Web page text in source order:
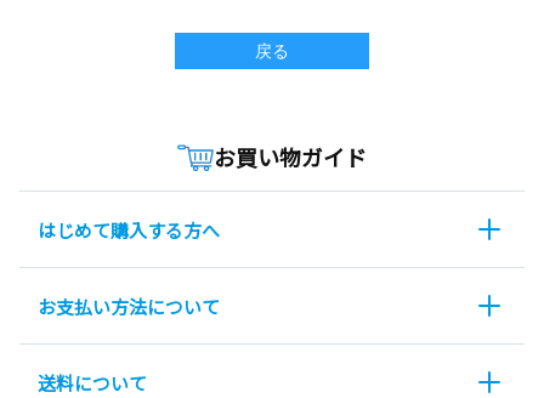
戻る
お買い物ガイド
はじめて購入する方へ
お支払い方法について
送料について